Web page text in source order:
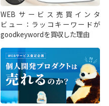
WEBサービス売買インタ
ビュー：ラッコキーワードが
goodkeywordを買収した理由